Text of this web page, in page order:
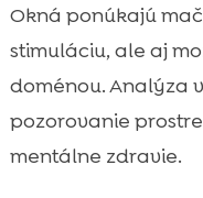
Okná ponúkajú
stimuláciu, ale aj
doménou. Analýza
pozorovanie
mentálne zdravie.